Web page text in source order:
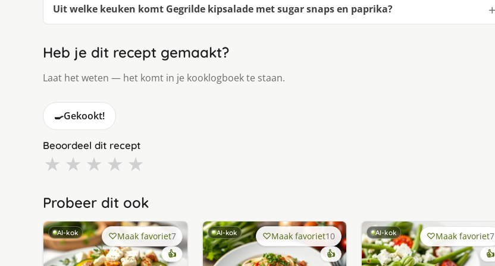
Uit welke keuken komt Gegrilde kipsalade met sugar snaps en paprika?
Heb je dit recept gemaakt?
Laat het weten — het komt in je kooklogboek te staan.
🍳Gekookt!
Beoordeel dit recept
★ ★ ★ ★ ★
Probeer dit ook
AI-kok Maak favoriet7
👍
AI-kok Maak favoriet10
👍
AI-kok Maak favoriet7
👍